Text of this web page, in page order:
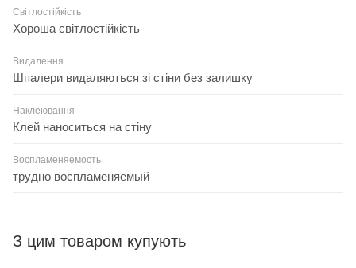
Світлостійкість
Хороша світлостійкість
Видалення
Шпалери видаляються зі стіни без залишку
Наклеювання
Клей наноситься на стіну
Воспламеняемость
трудно воспламеняемый
З цим товаром купують